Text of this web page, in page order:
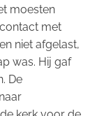
moesten
met
niet afgelast,
was. Hij gaf
De